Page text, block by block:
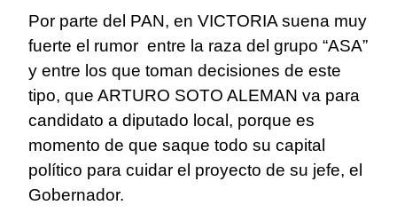
Por parte del PAN, en VICTORIA suena muy
fuerte el rumor entre la raza del grupo “ASA”
y entre los que toman decisiones de este
tipo, que ARTURO SOTO ALEMAN va para
candidato a diputado local, porque es
momento de que saque todo su capital
político para cuidar el proyecto de su jefe, el
Gobernador.